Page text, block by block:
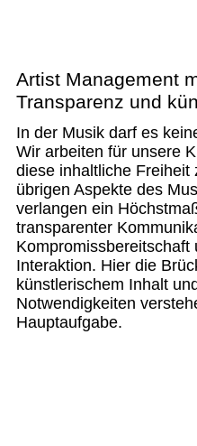
Artist Management
Transparenz und
In der Musik darf es
Wir arbeiten für unsere
diese inhaltliche Freiheit
übrigen Aspekte des
verlangen ein
transparenter
Kompromissbereitschaft
Interaktion. Hier die
künstlerischem Inhalt
Notwendigkeiten
Hauptaufgabe.